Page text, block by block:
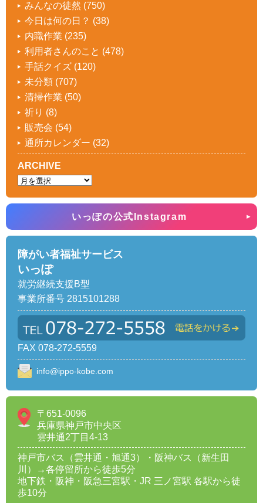
みんなの徒然 (750)
今日は何の日？ (38)
内職作業 (235)
利用者さんのこと (478)
手話クイズ (120)
未分類 (707)
清掃作業 (50)
祈り (8)
販売会 (54)
通所カレンダー (32)
ARCHIVE
いっぽの公式Instagram
障がい者福祉サービス
いっぽ
就労継続支援B型
事業所番号 2815101288
FAX 078-272-5559
info@ippo-kobe.com
〒651-0096
兵庫県神戸市中央区
雲井通2丁目4-13
神戸市バス（雲井通・旭通3）・阪神バス（新生田
川）→各停留所から徒歩5分
地下鉄・阪神・阪急三宮駅・JR 三ノ宮駅 各駅から徒
歩10分